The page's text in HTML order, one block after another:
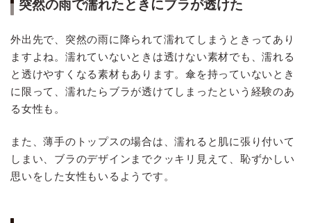
突然の雨で濡れたときにブラが透けた
外出先で、突然の雨に降られて濡れてしまうときってあり
ますよね。濡れていないときは透けない素材でも、濡れる
と透けやすくなる素材もあります。傘を持っていないとき
に限って、濡れたらブラが透けてしまったという経験のあ
る女性も。
また、薄手のトップスの場合は、濡れると肌に張り付いて
しまい、ブラのデザインまでクッキリ見えて、恥ずかしい
思いをした女性もいるようです。